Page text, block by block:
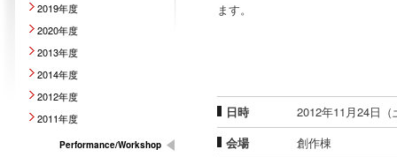
ます。
日時
2012年11月24日
会場
創作棟
2019年度
2020年度
2013年度
2014年度
2012年度
2011年度
Performance/Workshop